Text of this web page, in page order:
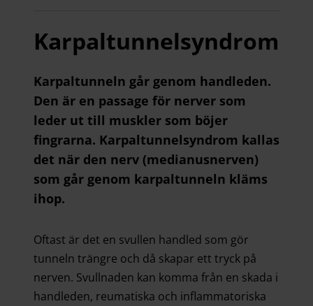
Karpaltunnelsyndrom
Karpaltunneln går genom handleden.
Den är en passage för nerver som
leder ut till muskler som böjer
fingrarna. Karpaltunnelsyndrom kallas
det när den nerv (medianusnerven)
som går genom karpaltunneln kläms
ihop.
Oftast är det en svullen handled som gör
tunneln trängre och då skapar ett tryck på
nerven. Svullnaden kan komma från en skada i
handleden, reumatiska och inflammatoriska